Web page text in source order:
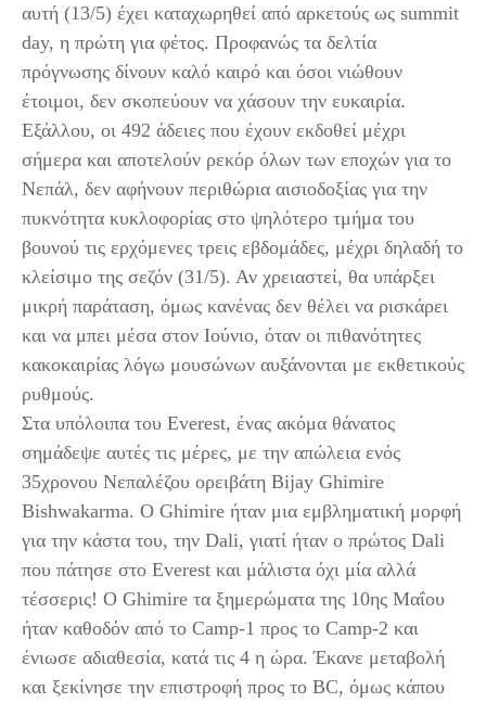
αυτή (13/5) έχει καταχωρηθεί από αρκετούς ως summit
day, η πρώτη για φέτος. Προφανώς τα δελτία
πρόγνωσης δίνουν καλό καιρό και όσοι νιώθουν
έτοιμοι, δεν σκοπεύουν να χάσουν την ευκαιρία.
Εξάλλου, οι 492 άδειες που έχουν εκδοθεί μέχρι
σήμερα και αποτελούν ρεκόρ όλων των εποχών για το
Νεπάλ, δεν αφήνουν περιθώρια αισιοδοξίας για την
πυκνότητα κυκλοφορίας στο ψηλότερο τμήμα του
βουνού τις ερχόμενες τρεις εβδομάδες, μέχρι δηλαδή το
κλείσιμο της σεζόν (31/5). Αν χρειαστεί, θα υπάρξει
μικρή παράταση, όμως κανένας δεν θέλει να ρισκάρει
και να μπει μέσα στον Ιούνιο, όταν οι πιθανότητες
κακοκαιρίας λόγω μουσώνων αυξάνονται με εκθετικούς
ρυθμούς.
Στα υπόλοιπα του Everest, ένας ακόμα θάνατος
σημάδεψε αυτές τις μέρες, με την απώλεια ενός
35χρονου Νεπαλέζου ορειβάτη Bijay Ghimire
Bishwakarma. Ο Ghimire ήταν μια εμβληματική μορφή
για την κάστα του, την Dali, γιατί ήταν ο πρώτος Dali
που πάτησε στο Everest και μάλιστα όχι μία αλλά
τέσσερις! Ο Ghimire τα ξημερώματα της 10ης Μαΐου
ήταν καθοδόν από το Camp-1 προς το Camp-2 και
ένιωσε αδιαθεσία, κατά τις 4 η ώρα. Έκανε μεταβολή
και ξεκίνησε την επιστροφή προς το BC, όμως κάπου